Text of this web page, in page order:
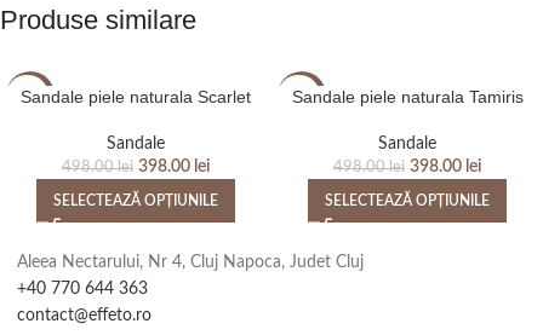
Produse similare
-20%
Sandale piele naturala Scarlet
Sandale
498.00lei 398.00 lei
SELECTEAZĂ OPȚIUNILE
-20%
Sandale piele naturala Tamiris
Sandale
498.00lei 398.00 lei
SELECTEAZĂ OPȚIUNILE
Aleea Nectarului, Nr 4, Cluj Napoca, Judet Cluj
+40 770 644 363
contact@effeto.ro